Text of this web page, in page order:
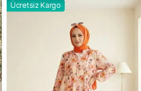
Ücretsiz Kargo